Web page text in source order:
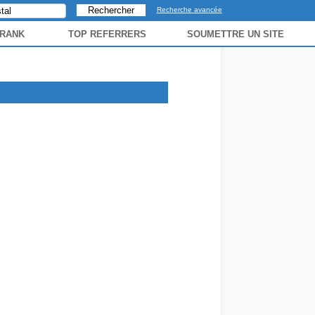
Recherche avancée
TOP REFERRERS SOUMETTRE UN SITE